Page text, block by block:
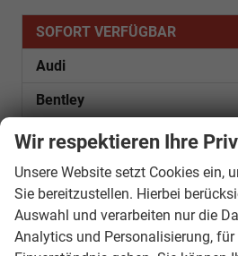
SOFORT VERFÜGBAR
Audi
Bentley
Citroën
Cupra
Dacia
Fiat
Wir respektieren Ihre
Unsere Website setzt Cookies ein,
Sie bereitzustellen. Hierbei
Auswahl und verarbeiten nur die
Analytics und Personalisierung, für